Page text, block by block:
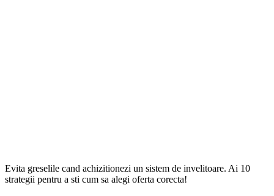
Evita greselile cand achizitionezi un sistem de invelitoare. Ai 10
strategii pentru a sti cum sa alegi oferta corecta!